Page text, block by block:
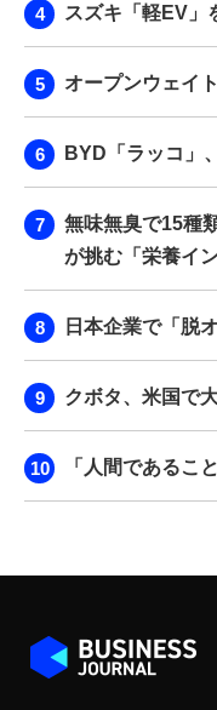
スズキ「軽EV」
オープンウェイ
BYD「ラッコ」
無味無臭で15種
が挑む「栄養イ
日本企業で「脱
クボタ、米国で
「人間であるこ